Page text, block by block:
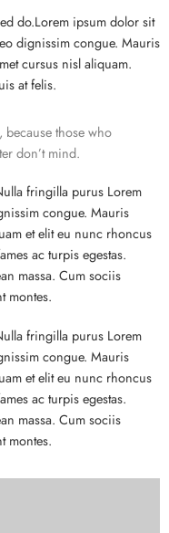
do.Lorem ipsum dolor sit
dignissim congue. Mauris
cursus nisl aliquam.
at felis.
because those who
don’t mind.
fringilla purus Lorem
congue. Mauris
et elit eu nunc rhoncus
ac turpis egestas.
massa. Cum sociis
montes.
fringilla purus Lorem
congue. Mauris
et elit eu nunc rhoncus
ac turpis egestas.
massa. Cum sociis
montes.